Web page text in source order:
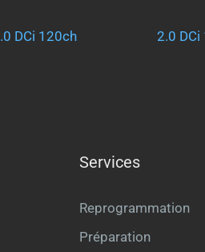
DCi 120ch 2.0
Services
Reprogrammation
Préparation